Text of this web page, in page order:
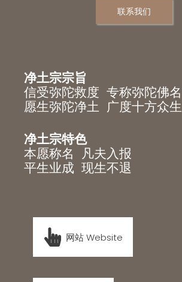
联系我们
净土宗宗旨
信受弥陀救度 专称弥陀佛名
愿生弥陀净土 广度十方众生
净土宗特色
本愿称名 凡夫入报
平生业成 现生不退
网站 Website